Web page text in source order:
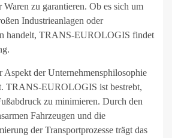
zu garantieren. Ob es sich um
Industrieanlagen oder
handelt, TRANS-EUROLOGIS findet
Aspekt der Unternehmensphilosophie
TRANS-EUROLOGIS ist bestrebt,
zu minimieren. Durch den
Fahrzeugen und die
der Transportprozesse trägt das